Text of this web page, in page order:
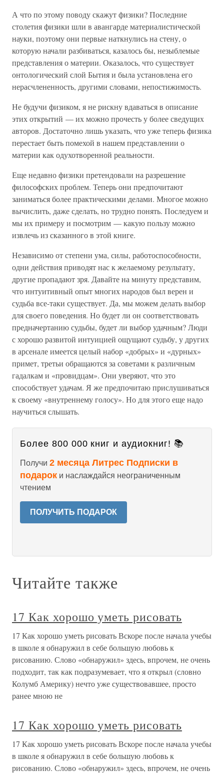
А что по этому поводу скажут физики? Последние
столетия физики шли в авангарде материалистической
науки, поэтому они первые наткнулись на стену, о
которую начали разбиваться, казалось бы, незыблемые
представления о материи. Оказалось, что существует
онтологический слой Бытия и была установлена его
нерасчлененность, другими словами, непостижимость.
Не будучи физиком, я не рискну вдаваться в описание
этих открытий — их можно прочесть у более сведущих
авторов. Достаточно лишь указать, что уже теперь физика
перестает быть помехой в нашем представлении о
материи как одухотворенной реальности.
Еще недавно физики претендовали на разрешение
философских проблем. Теперь они предпочитают
заниматься более практическими делами. Многое можно
вычислить, даже сделать, но трудно понять. Последуем и
мы их примеру и посмотрим — какую пользу можно
извлечь из сказанного в этой книге.
Независимо от степени ума, силы, работоспособности,
одни действия приводят нас к желаемому результату,
другие пропадают зря. Давайте на минуту представим,
что интуитивный опыт многих народов был верен и
судьба все-таки существует. Да, мы можем делать выбор
для своего поведения. Но будет ли он соответствовать
предначертанию судьбы, будет ли выбор удачным? Люди
с хорошо развитой интуицией ощущают судьбу, у других
в арсенале имеется целый набор «добрых» и «дурных»
примет, третьи обращаются за советами к различным
гадалкам и «провидцам». Они уверяют, что это
способствует удачам. Я же предпочитаю прислушиваться
к своему «внутреннему голосу». Но для этого еще надо
научиться слышать.
Более 800 000 книг и аудиокниг! 📚
Получи 2 месяца Литрес Подписки в
подарок и наслаждайся неограниченным
чтением
ПОЛУЧИТЬ ПОДАРОК
Читайте также
17 Как хорошо уметь рисовать
17 Как хорошо уметь рисовать Вскоре после начала учебы
в школе я обнаружил в себе большую любовь к
рисованию. Слово «обнаружил» здесь, впрочем, не очень
подходит, так как подразумевает, что я открыл (словно
Колумб Америку) нечто уже существовавшее, просто
ранее мною не
17 Как хорошо уметь рисовать
17 Как хорошо уметь рисовать Вскоре после начала учебы
в школе я обнаружил в себе большую любовь к
рисованию. Слово «обнаружил» здесь, впрочем, не очень